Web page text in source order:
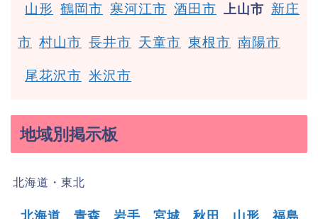
山形 鶴岡市 寒河江市 酒田市 上山市 新庄
市 村山市 長井市 天童市 東根市 南陽市
尾花沢市 米沢市
地域別掲示板
北海道・東北
北海道 青森 岩手 宮城 秋田 山形 福島